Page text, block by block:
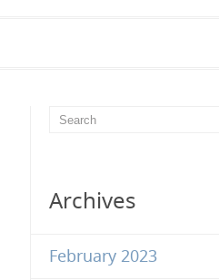
Archives
February 2023